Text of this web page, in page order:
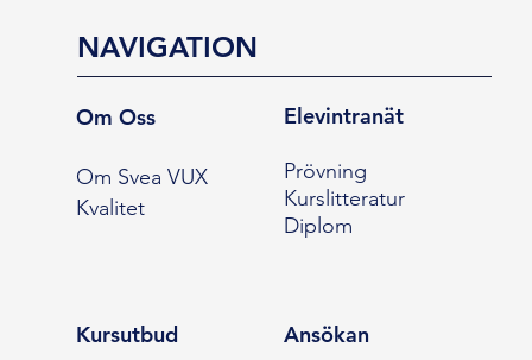
NAVIGATION
Om Oss
Om Svea VUX
Kvalitet
Elevintranät
Prövning
Kurslitteratur
Diplom
Kursutbud Ansökan